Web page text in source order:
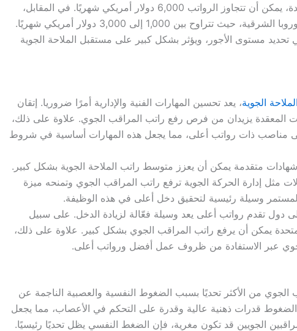
سبيل المثال، في دول الخليج والولايات المتحدة، يمكن أن تتجاوز الرواتب 6,000 دولار أمريكي شهريًا. في المقابل،
تكون الرواتب أقل في بعض الدول العربية وأوروبا الشرقية، حيث تتراوح بين 1,000 إلى 3,000 دولار أمريكي شهريًا.
تحديد مستوى الأجور، ويؤثر بشكل كبير على مستقبل الملاحة الجوية
الملاحة الجوية، يعد تحسين المهارات الفنية والإدارية أمرًا ضروريا. إتقان
المعقدة يزيدان من فرص رفع راتب المراقب الجوي. علاوة على ذلك،
إلى مناصب ذات رواتب أعلى، مما يجعل هذه المهارات أساسية في شروط
متقدمة يمكن أن يعزز متوسط راتب الملاحة الجوية بشكل كبير.
مثل إدارة الحركة الجوية ترفع راتب المراقب الجوي وتمنحه ميزة
المستمر وسيلة رئيسية لتحقيق دخل أعلى في هذه الوظيفة.
إلى دول تقدم رواتب أعلى يعد وسيلة فعّالة لزيادة الدخل. على سبيل
المتحدة يمكن أن يرفع راتب المراقب الجوي بشكل كبير. علاوة على ذلك،
عبر الاستفادة من ظروف عمل أفضل ورواتب أعلى.
الجوي من الأكثر تحديًا بسبب الضغوط النفسية والعصبية الناجمة عن
الضغوط قدرات ذهنية عالية وقدرة على التحكم في الأعصاب، مما يجعل
الجويين قد تكون مغرية، فإن الضغط النفسي يظل تحديًا رئيسيًا.